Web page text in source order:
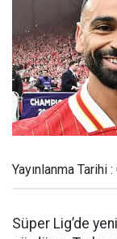
Yayınlanma
Süper Lig’de